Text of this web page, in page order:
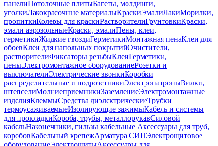
панелиПотолочные плитыБагеты, молдинги,
уголкиЛакокрасочные материалыКраскиЭмалиЛакиМорилки,
пропиткиКолеры для краскиРастворителиГрунтовкиКраски,
эмали аэрозольныеКраски, эмалиПены, клеи,
герметикиЖидкие гвоздиГерметикиМонтажная пенаКлеи для
обоевКлеи для напольных покрытийОчистители,
растворителиФиксаторы резьбыКлеиГерметики,
пеныЭлектромонтажное оборудованиеРозетки и
выключателиЭлектрические звонкиКоробки
распределительные и подрозетникиЭлектропатроныВилки,
штепселиМолниеприемникиЗаземлениеЭлектромонтажные
изделияКлеммыСредства диэлектрическиеТрубки
термоусаживаемыеИзолирующие зажимыКабель и системы
для прокладкиКороба, трубы, металлорукавСиловой
кабельНаконечники, гильзы кабельные Аксессуары для труб,
коробовКабельный крепежАрматура СИПЭлектрощитовое
оборудованиеЭлектрощитыАксессуары для